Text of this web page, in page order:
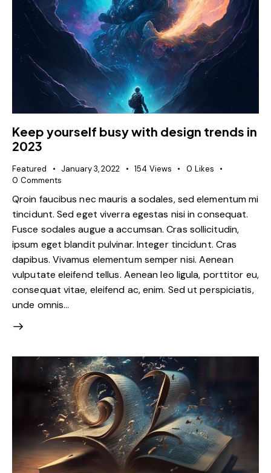
Keep yourself busy with design trends in
2023
Featured January 3, 2022 154 Views 0 Likes
0 Comments
Qroin faucibus nec mauris a sodales, sed elementum mi
tincidunt. Sed eget viverra egestas nisi in consequat.
Fusce sodales augue a accumsan. Cras sollicitudin,
ipsum eget blandit pulvinar. Integer tincidunt. Cras
dapibus. Vivamus elementum semper nisi. Aenean
vulputate eleifend tellus. Aenean leo ligula, porttitor eu,
consequat vitae, eleifend ac, enim. Sed ut perspiciatis,
unde omnis…